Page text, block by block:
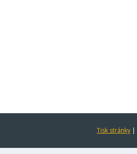
Tisk stránky |